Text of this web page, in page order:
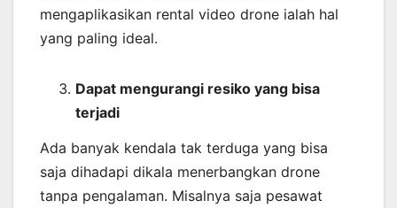
mengaplikasikan rental video drone ialah hal
yang paling ideal.
Dapat mengurangi resiko yang bisa
terjadi
Ada banyak kendala tak terduga yang bisa
saja dihadapi dikala menerbangkan drone
tanpa pengalaman. Misalnya saja pesawat